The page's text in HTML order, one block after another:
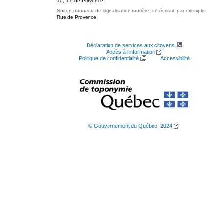
Sur un panneau de signalisation routière, on écrirait, par exemple :
Rue de Provence
Déclaration de services aux citoyens
Accès à l’information
Politique de confidentialité
Accessibilité
© Gouvernement du Québec, 2024